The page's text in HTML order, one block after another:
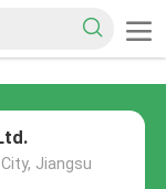
Jiangsu